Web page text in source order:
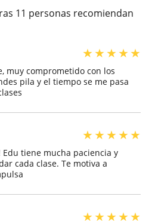
11 personas recomiendan
★★★★★
muy comprometido con los
pila y el tiempo se me pasa
★★★★★
Edu tiene mucha paciencia y
cada clase. Te motiva a
★★★★★